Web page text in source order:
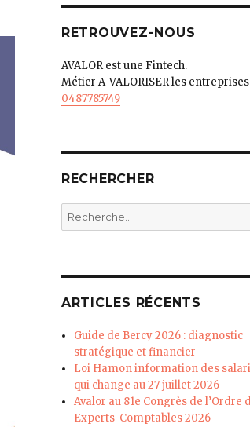
RETROUVEZ-NOUS
AVALOR est une Fintech.
Métier A-VALORISER les entreprises
0487785749
RECHERCHER
Recherche
pour
ARTICLES RÉCENTS
Guide de Bercy 2026 : diagnostic
stratégique et financier
Loi Hamon information des
qui change au 27 juillet 2026
Avalor au 81e Congrès de l’Ordre
Experts-Comptables 2026